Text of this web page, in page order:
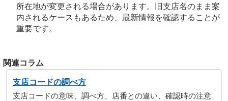
所在地が変更される場合があります。旧支店名のまま案
内されるケースもあるため、最新情報を確認することが
重要です。
関連コラム
支店コードの調べ方
支店コードの意味、調べ方、店番との違い、確認時の注意